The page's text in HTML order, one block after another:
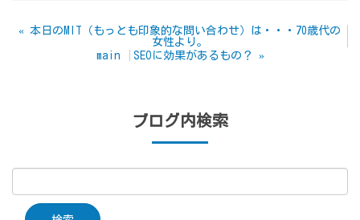
« 本日のMIT（もっとも印象的な問い合わせ）は・・・70歳代の
女性より。
main
SEOに効果があるもの？ »
ブログ内検索